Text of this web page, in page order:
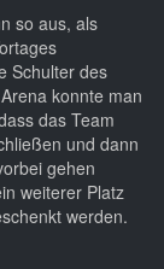
so aus, als
Schulter des
konnte man
das Team
und dann
gehen
weiterer Platz
werden.